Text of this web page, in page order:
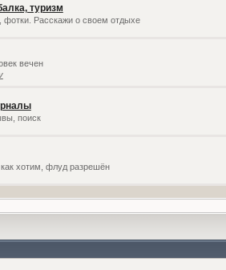
туризм
фотки. Расскажи о своем отдыхе
вечен
поиск
хотим, флуд разрешён